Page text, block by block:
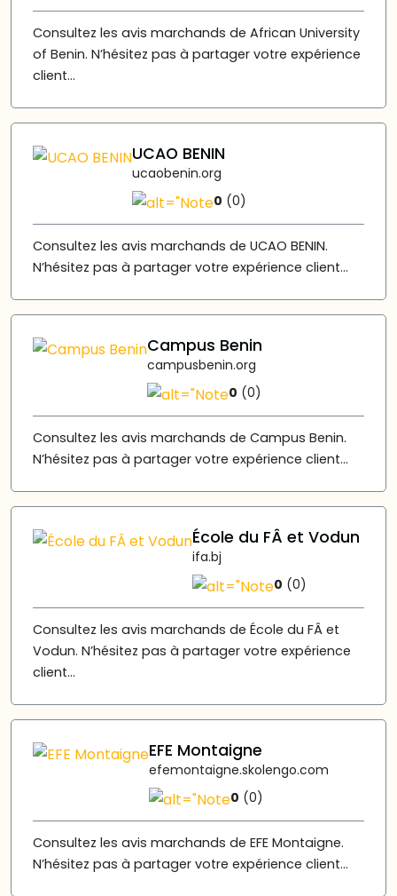
Consultez les avis marchands de African University
of Benin. N’hésitez pas à partager votre expérience
client...
UCAO BENIN
ucaobenin.org
0 (0)
Consultez les avis marchands de UCAO BENIN.
N’hésitez pas à partager votre expérience client...
Campus Benin
campusbenin.org
0 (0)
Consultez les avis marchands de Campus Benin.
N’hésitez pas à partager votre expérience client...
École du FÂ et Vodun
ifa.bj
0 (0)
Consultez les avis marchands de École du FÂ et
Vodun. N’hésitez pas à partager votre expérience
client...
EFE Montaigne
efemontaigne.skolengo.com
0 (0)
Consultez les avis marchands de EFE Montaigne.
N’hésitez pas à partager votre expérience client...